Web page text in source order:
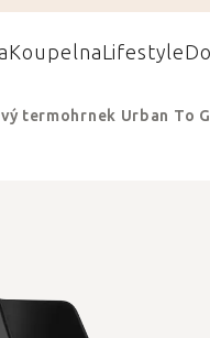
KoupelnaLifestyle
termohrnek Urban To